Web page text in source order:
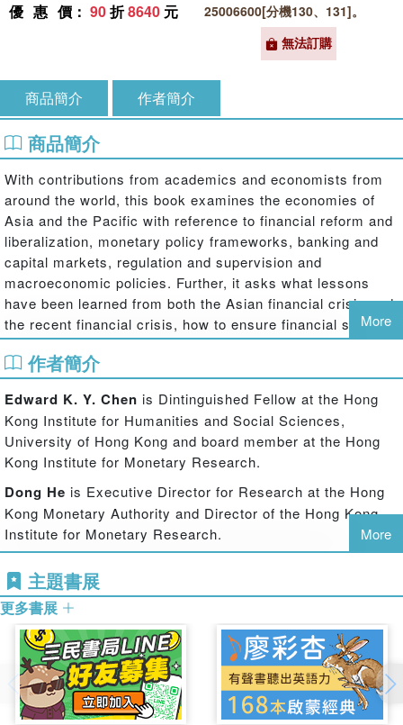
優惠價 ： 90折8640 元
25006600[分機130、131]。
無法訂購
商品簡介 作者簡介
商品簡介
With contributions from academics and economists from
around the world, this book examines the economies of
Asia and the Pacific with reference to financial reform and
liberalization, monetary policy frameworks, banking and
capital markets, regulation and supervision and
macroeconomic policies. Further, it asks what lessons
have been learned from both the Asian financial crisis and
the recent financial crisis, how to ensure financial stability
in the region, and how to ensure that the benefits of
economic growth and financial development are reach all
members of society.
More
作者簡介
Edward K. Y. Chen is Dintinguished Fellow at the Hong
Kong Institute for Humanities and Social Sciences,
University of Hong Kong and board member at the Hong
Kong Institute for Monetary Research.
Dong He is Executive Director for Research at the Hong
Kong Monetary Authority and Director of the Hong Kong
Institute for Monetary Research.
More
主題書展
更多書展